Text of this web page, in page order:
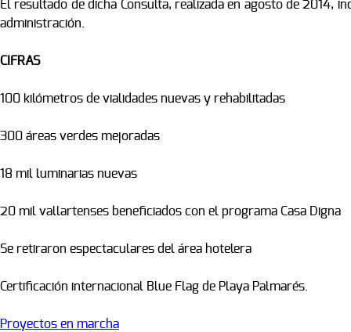
El resultado de dicha Consulta, realizada en agosto de 2014,
administración.
CIFRAS
100 kilómetros de vialidades nuevas y rehabilitadas
300 áreas verdes mejoradas
18 mil luminarias nuevas
20 mil vallartenses beneficiados con el programa Casa Digna
Se retiraron espectaculares del área hotelera
Certificación internacional Blue Flag de Playa Palmarés.
Proyectos en marcha